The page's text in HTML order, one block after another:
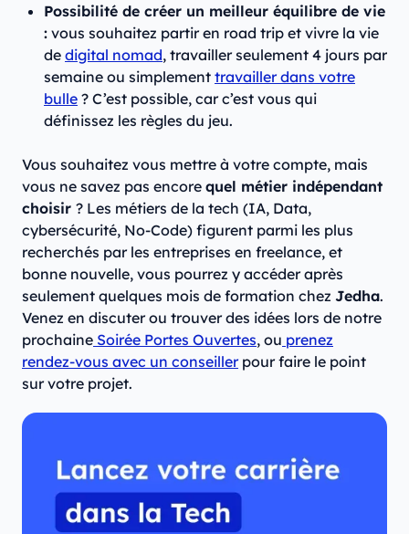
Possibilité de créer un meilleur équilibre de vie
: vous souhaitez partir en road trip et vivre la vie
de digital nomad, travailler seulement 4 jours par
semaine ou simplement travailler dans votre
bulle ? C’est possible, car c’est vous qui
définissez les règles du jeu.
Vous souhaitez vous mettre à votre compte, mais
vous ne savez pas encore quel métier indépendant
choisir ? Les métiers de la tech (IA, Data,
cybersécurité, No-Code) figurent parmi les plus
recherchés par les entreprises en freelance, et
bonne nouvelle, vous pourrez y accéder après
seulement quelques mois de formation chez Jedha.
Venez en discuter ou trouver des idées lors de notre
prochaine Soirée Portes Ouvertes, ou prenez
rendez-vous avec un conseillerpour faire le point
sur votre projet.